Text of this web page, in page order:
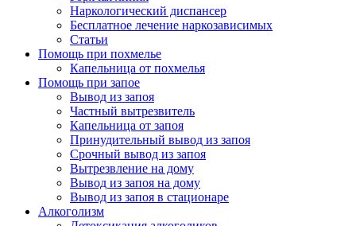
Наркологический диспансер
Бесплатное лечение наркозависимых
Статьи
Помощь при похмелье
Капельница от похмелья
Помощь при запое
Вывод из запоя
Частный вытрезвитель
Капельница от запоя
Принудительный вывод из запоя
Срочный вывод из запоя
Вытрезвление на дому
Вывод из запоя на дому
Вывод из запоя в стационаре
Алкоголизм